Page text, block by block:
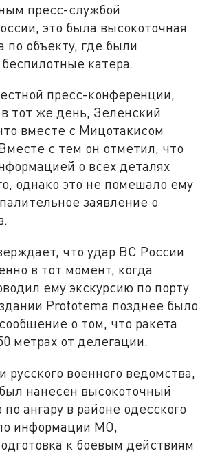
пресс-службой
это была высокоточная
по объекту, где были
катера.
пресс-конференции,
тот же день, Зеленский
вместе с Мицотакисом
с тем он отметил, что
о всех деталях
однако это не помешало ему
заявление о
что удар ВС России
в тот момент, когда
ему экскурсию по порту.
Prototema позднее было
о том, что ракета
метрах от делегации.
военного ведомства,
нанесен высокоточный
ангару в районе одесского
информации МО,
к боевым действиям